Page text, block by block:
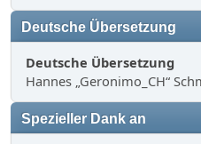
Deutsche Übersetzung
Deutsche Übersetzung
Hannes „Geronimo_CH“
Spezieller Dank an